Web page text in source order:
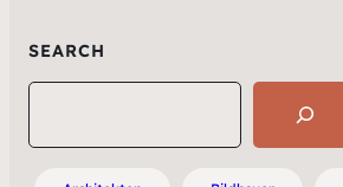
SEARCH